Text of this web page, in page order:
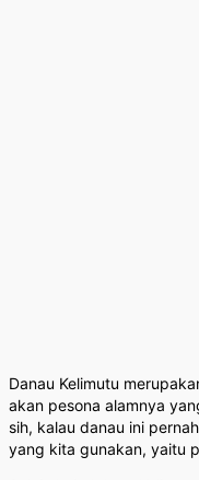
Danau Kelimutu
akan pesona alamnya
sih, kalau danau ini
yang kita gunakan, yaitu